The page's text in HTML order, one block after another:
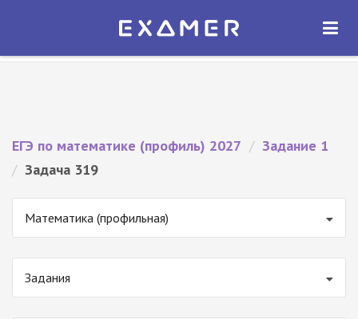
Экзамер — ЕГЭ 2027
ОТКРЫТЬ
ЕГЭ по математике (профиль) 2027 / Задание 1
/ Задача 319
Математика (профильная)
Задания